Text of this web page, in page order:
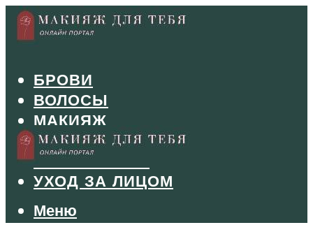
БРОВИ
ВОЛОСЫ
МАКИЯЖ
МАНИКЮР
ТУШЬ И ТЕНИ
УХОД ЗА ЛИЦОМ
Меню